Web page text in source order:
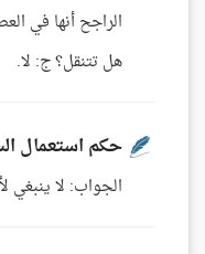
الراجح أنها في
هل تتنقل؟ ج: لا.
حكم استعمال
الجواب: لا ينبغي